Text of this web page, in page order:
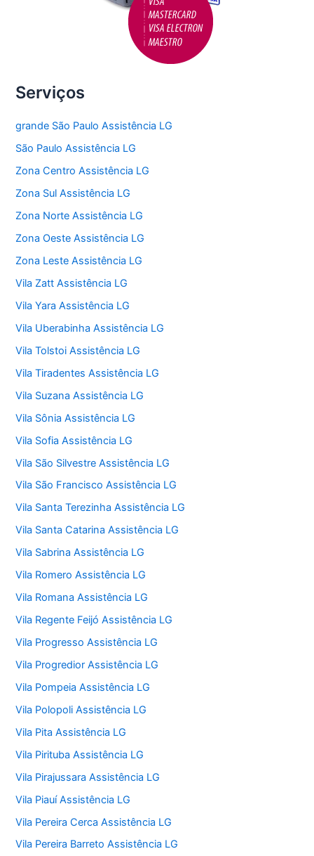
Serviços
grande São Paulo Assistência LG
São Paulo Assistência LG
Zona Centro Assistência LG
Zona Sul Assistência LG
Zona Norte Assistência LG
Zona Oeste Assistência LG
Zona Leste Assistência LG
Vila Zatt Assistência LG
Vila Yara Assistência LG
Vila Uberabinha Assistência LG
Vila Tolstoi Assistência LG
Vila Tiradentes Assistência LG
Vila Suzana Assistência LG
Vila Sônia Assistência LG
Vila Sofia Assistência LG
Vila São Silvestre Assistência LG
Vila São Francisco Assistência LG
Vila Santa Terezinha Assistência LG
Vila Santa Catarina Assistência LG
Vila Sabrina Assistência LG
Vila Romero Assistência LG
Vila Romana Assistência LG
Vila Regente Feijó Assistência LG
Vila Progresso Assistência LG
Vila Progredior Assistência LG
Vila Pompeia Assistência LG
Vila Polopoli Assistência LG
Vila Pita Assistência LG
Vila Pirituba Assistência LG
Vila Pirajussara Assistência LG
Vila Piauí Assistência LG
Vila Pereira Cerca Assistência LG
Vila Pereira Barreto Assistência LG